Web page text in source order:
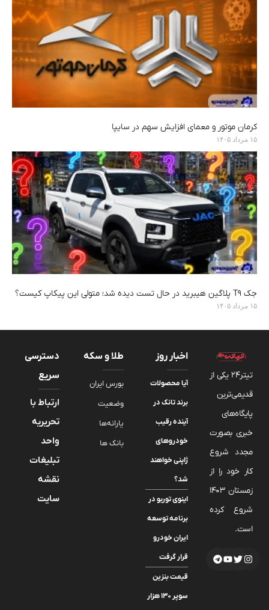
کرمان موتور و معمای افزایش سهم در سایپا
۱۵ مرداد ۱۴۰۵
جک T9 پلاگین هیبرید در حال تست دیده شد؛ متولی این پیکاپ کیست؟
۱۵ مرداد ۱۴۰۵
تیتر24 یکی از
قدیمی‌ترین
پایگاه‌های
خبری بصورت
مجدد شروع
کار خود را از
زمستان 1403
شروع کرده
است.
اخبار روز
آیا محصولات
برند تانک در
آینده رقیب
خودروهای
ژاپنی خواهند
شد؟
اینوی توربو در
برنامه توسعه
ایران خودرو
قرار گرفت
قیمت بنزین
سوپر ۱۳۰ هزار
طلا و سکه
بورس ایران
وضعیت
یارانه‌ها
بانک ها
دسترسی
سریع
ارتباط با
تحریریه
واحد
تبلیغات
نقشه
سایت